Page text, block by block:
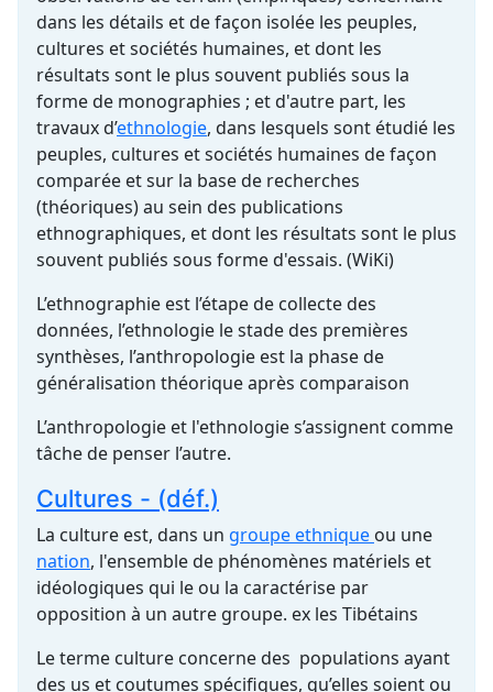
dans les détails et de façon isolée les peuples,
cultures et sociétés humaines, et dont les
résultats sont le plus souvent publiés sous la
forme de monographies ; et d'autre part, les
travaux d’ethnologie, dans lesquels sont étudié les
peuples, cultures et sociétés humaines de façon
comparée et sur la base de recherches
(théoriques) au sein des publications
ethnographiques, et dont les résultats sont le plus
souvent publiés sous forme d'essais. (WiKi)
L’ethnographie est l’étape de collecte des
données, l’ethnologie le stade des premières
synthèses, l’anthropologie est la phase de
généralisation théorique après comparaison
L’anthropologie et l'ethnologie s’assignent comme
tâche de penser l’autre.
Cultures - (déf.)
La culture est, dans un groupe ethnique ou une
nation, l'ensemble de phénomènes matériels et
idéologiques qui le ou la caractérise par
opposition à un autre groupe. ex les Tibétains
Le terme culture concerne des populations ayant
des us et coutumes spécifiques, qu’elles soient ou